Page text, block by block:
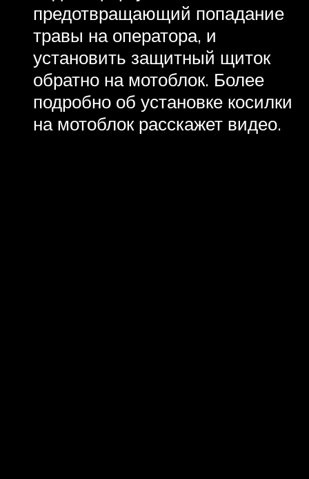
предотвращающий попадание
травы на оператора, и
установить защитный щиток
обратно на мотоблок. Более
подробно об установке косилки
на мотоблок расскажет видео.